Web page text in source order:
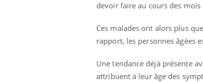
devoir faire au cours des
Ces malades ont alors plus
rapport, les personnes âgées
Une tendance déjà présente
attribuent à leur âge des